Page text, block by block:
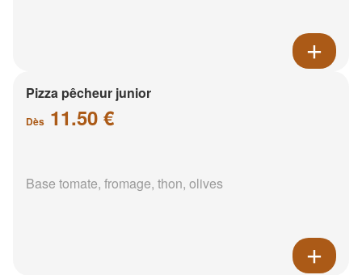
Pizza pêcheur junior
Dès 11.50 €
Base tomate, fromage, thon, olives